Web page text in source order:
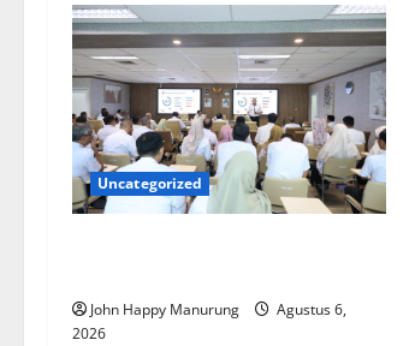
Uncategorized
John Happy Manurung
Agustus 6,
2026